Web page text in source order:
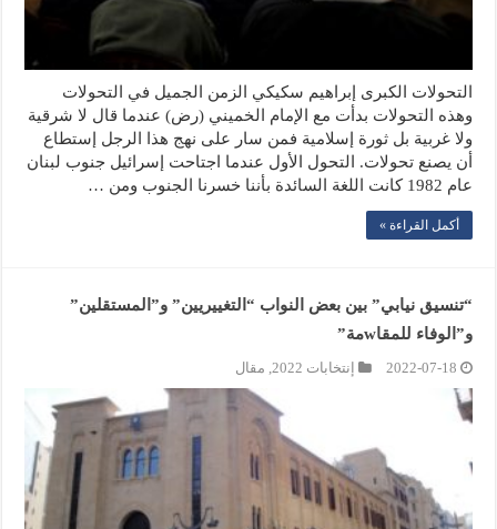
التحولات الكبرى إبراهيم سكيكي الزمن الجميل في التحولات
وهذه التحولات بدأت مع الإمام الخميني (رض) عندما قال لا شرقية
ولا غربية بل ثورة إسلامية فمن سار على نهج هذا الرجل إستطاع
أن يصنع تحولات. التحول الأول عندما اجتاحت إسرائيل جنوب لبنان
عام 1982 كانت اللغة السائدة بأننا خسرنا الجنوب ومن …
أكمل القراءة »
“تنسيق نيابي” بين بعض النواب “التغييريين” و”المستقلين”
و”الوفاء للمقاwمة”
2022-07-18 إنتخابات 2022 مقال